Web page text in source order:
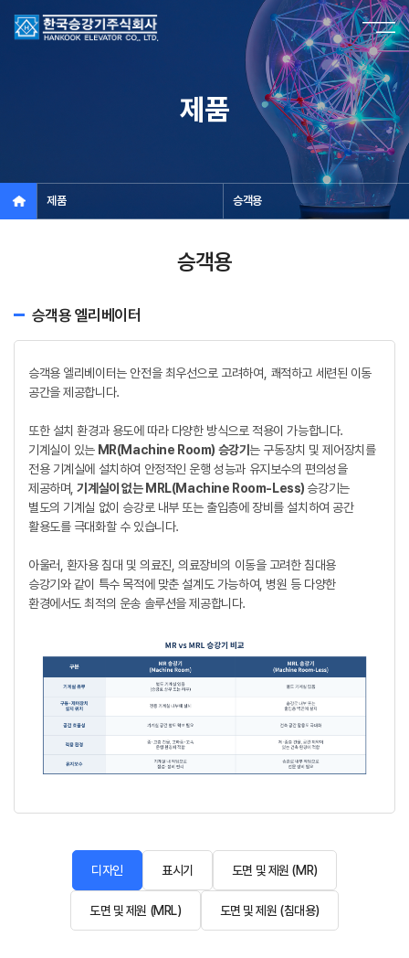
제품
제품 승객용
승객용
승객용 엘리베이터
승객용 엘리베이터는 안전을 최우선으로 고려하여, 쾌적하고 세련된 이동
공간을 제공합니다.
또한 설치 환경과 용도에 따라 다양한 방식으로 적용이 가능합니다.
기계실이 있는 MR(Machine Room) 승강기 는 구동장치 및 제어장치를
전용 기계실에 설치하여 안정적인 운행 성능과 유지보수의 편의성을
제공하며,기계실이 없는 MRL(Machine Room-Less) 승강기는
별도의 기계실 없이 승강로 내부 또는 출입층에 장비를 설치하여 공간
활용도를 극대화할 수 있습니다.
아울러, 환자용 침대 및 의료진, 의료장비의 이동을 고려한 침대용
승강기와 같이 특수 목적에 맞춘 설계도 가능하여, 병원 등 다양한
환경에서도 최적의 운송 솔루션을 제공합니다.
디자인 표시기 도면 및 제원 (MR)
도면 및 제원 (MRL) 도면 및 제원 (침대용)